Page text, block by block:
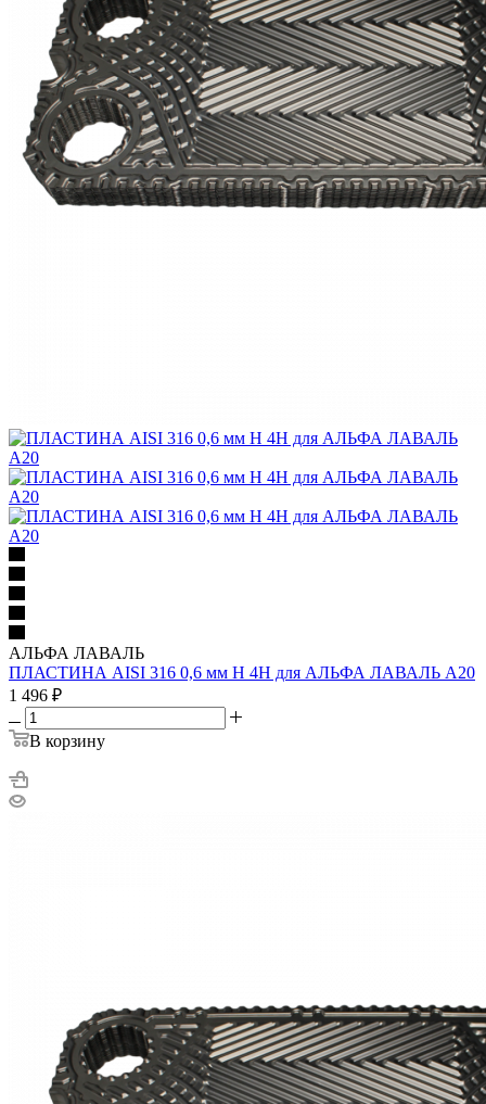
АЛЬФА ЛАВАЛЬ
ПЛАСТИНА AISI 316 0,6 мм H 4H для АЛЬФА ЛАВАЛЬ A20
1 496 ₽
В корзину